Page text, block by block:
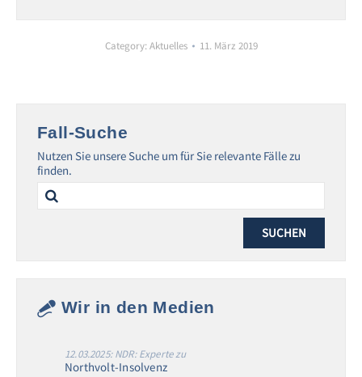
Category:Aktuelles 11. März 2019
Fall-Suche
Nutzen Sie unsere Suche um für Sie relevante Fälle zu
finden.
Search
for:
Wir in den Medien
12.03.2025: NDR: Experte zu
Northvolt-Insolvenz